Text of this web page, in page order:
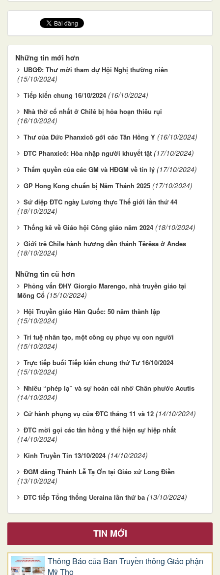
Những tin mới hơn
UBGĐ: Thư mời tham dự Hội Nghị thường niên
(15/10/2024)
Tiếp kiến chung 16/10/2024 (16/10/2024)
Nhà thờ cổ nhất ở Chilê bị hỏa hoạn thiêu rụi
(16/10/2024)
Thư của Đức Phanxicô gởi các Tân Hồng Y (16/10/2024)
ĐTC Phanxicô: Hòa nhập người khuyết tật (17/10/2024)
Thẩm quyền của các GM và HĐGM về tín lý (17/10/2024)
GP Hong Kong chuẩn bị Năm Thánh 2025 (17/10/2024)
Sứ điệp ĐTC ngày Lương thực Thế giới lần thứ 44
(18/10/2024)
Thống kê về Giáo hội Công giáo năm 2024 (18/10/2024)
Giới trẻ Chile hành hương đền thánh Têrêsa ở Andes
(18/10/2024)
Những tin cũ hơn
Phỏng vấn ĐHY Giorgio Marengo, nhà truyền giáo tại
Mông Cổ (15/10/2024)
Hội Truyền giáo Hàn Quốc: 50 năm thành lập
(15/10/2024)
Trí tuệ nhân tạo, một công cụ phục vụ con người
(15/10/2024)
Trực tiếp buổi Tiếp kiến chung thứ Tư 16/10/2024
(15/10/2024)
Nhiều “phép lạ” và sự hoán cải nhờ Chân phước Acutis
(14/10/2024)
Cử hành phụng vụ của ĐTC tháng 11 và 12 (14/10/2024)
ĐTC mời gọi các tân hồng y thể hiện sự hiệp nhất
(14/10/2024)
Kinh Truyền Tin 13/10/2024 (14/10/2024)
ĐGM dâng Thánh Lễ Tạ Ơn tại Giáo xứ Long Điền
(13/10/2024)
ĐTC tiếp Tổng thống Ucraina lần thứ ba (13/10/2024)
TIN MỚI
Thông Báo của Ban Truyền thông Giáo phận
Mỹ Tho